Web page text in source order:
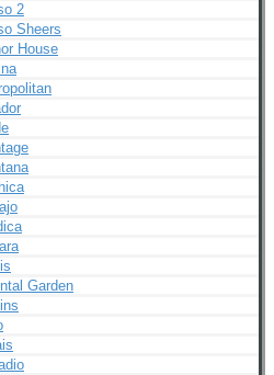
2
Sheers
House
Garden